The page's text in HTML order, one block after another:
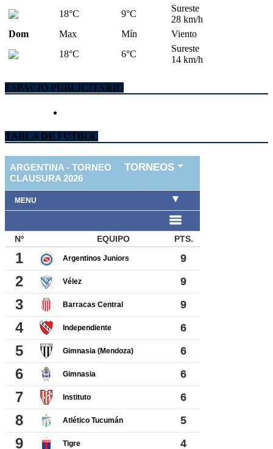
18°C
9°C
Sureste
28 km/h
Dom
Max Mín
Viento
18°C
6°C
Sureste
14 km/h
ESPACIO PUBLICITARIO
TABLA DE FUTBOL